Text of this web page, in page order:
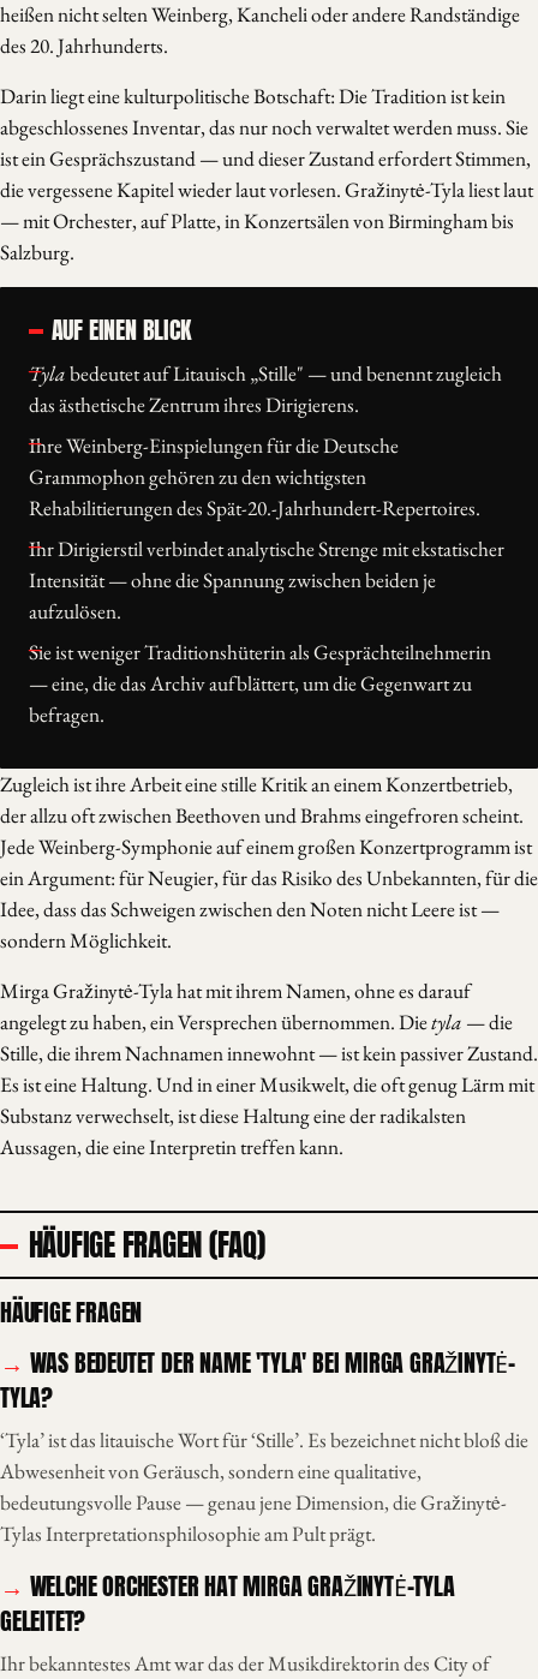
heißen nicht selten Weinberg, Kancheli oder andere Randständige
des 20. Jahrhunderts.
Darin liegt eine kulturpolitische Botschaft: Die Tradition ist kein
abgeschlossenes Inventar, das nur noch verwaltet werden muss. Sie
ist ein Gesprächszustand — und dieser Zustand erfordert Stimmen,
die vergessene Kapitel wieder laut vorlesen. Gražinytė-Tyla liest laut
— mit Orchester, auf Platte, in Konzertsälen von Birmingham bis
Salzburg.
AUF EINEN BLICK
Tylabedeutet auf Litauisch „Stille" — und benennt zugleich
das ästhetische Zentrum ihres Dirigierens.
Ihre Weinberg-Einspielungen für die Deutsche
Grammophon gehören zu den wichtigsten
Rehabilitierungen des Spät-20.-Jahrhundert-Repertoires.
Ihr Dirigierstil verbindet analytische Strenge mit ekstatischer
Intensität — ohne die Spannung zwischen beiden je
aufzulösen.
Sie ist weniger Traditionshüterin als Gesprächteilnehmerin
— eine, die das Archiv aufblättert, um die Gegenwart zu
befragen.
Zugleich ist ihre Arbeit eine stille Kritik an einem Konzertbetrieb,
der allzu oft zwischen Beethoven und Brahms eingefroren scheint.
Jede Weinberg-Symphonie auf einem großen Konzertprogramm ist
ein Argument: für Neugier, für das Risiko des Unbekannten, für die
Idee, dass das Schweigen zwischen den Noten nicht Leere ist —
sondern Möglichkeit.
Mirga Gražinytė-Tyla hat mit ihrem Namen, ohne es darauf
angelegt zu haben, ein Versprechen übernommen. Dietyla — die
Stille, die ihrem Nachnamen innewohnt — ist kein passiver Zustand.
Es ist eine Haltung. Und in einer Musikwelt, die oft genug Lärm mit
Substanz verwechselt, ist diese Haltung eine der radikalsten
Aussagen, die eine Interpretin treffen kann.
HÄUFIGE FRAGEN (FAQ)
HÄUFIGE FRAGEN
WAS BEDEUTET DER NAME 'TYLA' BEI MIRGA GRAŽINYTĖ-
TYLA?
‘Tyla’ ist das litauische Wort für ‘Stille’. Es bezeichnet nicht bloß die
Abwesenheit von Geräusch, sondern eine qualitative,
bedeutungsvolle Pause — genau jene Dimension, die Gražinytė-
Tylas Interpretationsphilosophie am Pult prägt.
WELCHE ORCHESTER HAT MIRGA GRAŽINYTĖ-TYLA
GELEITET?
Ihr bekanntestes Amt war das der Musikdirektorin des City of